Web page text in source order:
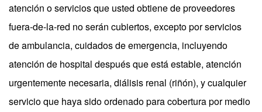
atención o servicios que usted obtiene de proveedores
fuera-de-la-red no serán cubiertos, excepto por servicios
de ambulancia, cuidados de emergencia, incluyendo
atención de hospital después que está estable, atención
urgentemente necesaria, diálisis renal (riñón), y cualquier
servicio que haya sido ordenado para cobertura por medio